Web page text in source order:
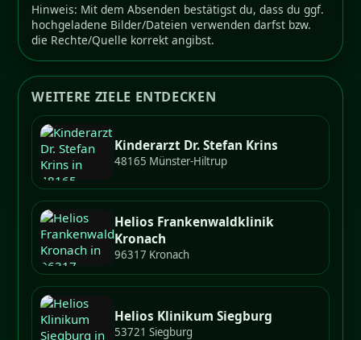
Hinweis: Mit dem Absenden bestätigst du, dass du ggf.
hochgeladene Bilder/Dateien verwenden darfst bzw.
die Rechte/Quelle korrekt angibst.
WEITERE ZIELE ENTDECKEN
Kinderarzt Dr. Stefan Krins
48165 Münster-Hiltrup
Helios Frankenwaldklinik
Kronach
96317 Kronach
Helios Klinikum Siegburg
53721 Siegburg